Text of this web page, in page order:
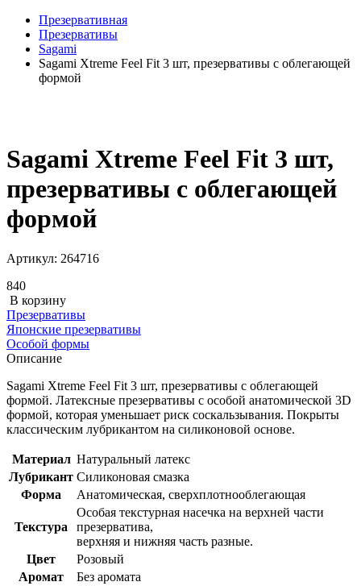
Презервативная
Презервативы
Sagami
Sagami Xtreme Feel Fit 3 шт, презервативы с облегающей
формой
Sagami Xtreme Feel Fit 3 шт,
презервативы с облегающей
формой
Артикул: 264716
840
В корзину
Презервативы
Японские презервативы
Особой формы
Описание
Sagami Xtreme Feel Fit 3 шт, презервативы с облегающей
формой. Латексные презервативы с особой анатомической 3D
формой, которая уменьшает риск соскальзывания. Покрыты
классическим лубрикантом на силиконовой основе.
Материал Натуральный латекс
Лубрикант Силиконовая смазка
Форма
Анатомическая, сверхплотнооблегающая
Текстура
Особая текстурная насечка на верхней части
презерватива,
верхняя и нижняя часть разные.
Цвет
Розовый
Аромат
Без аромата